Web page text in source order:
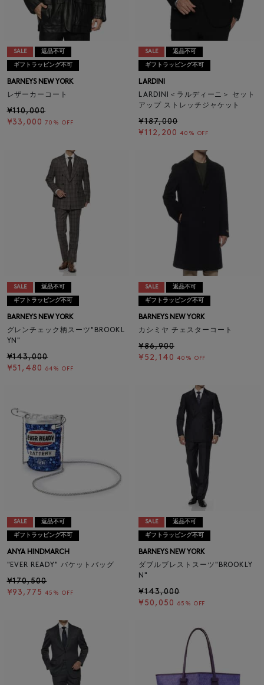
SALE 返品不可
ギフトラッピング不可
BARNEYS NEW YORK
レザーカーコート
¥110,000
¥33,000 70% OFF
SALE 返品不可
ギフトラッピング不可
LARDINI
LARDINI＜ラルディーニ＞ セット
アップ ストレッチジャケット
¥187,000
¥112,200 40% OFF
SALE 返品不可
ギフトラッピング不可
BARNEYS NEW YORK
グレンチェック柄スーツ"BROOKL
YN"
¥143,000
¥51,480
64% OFF
SALE 返品不可
ギフトラッピング不可
BARNEYS NEW YORK
カシミヤ チェスターコート
¥86,900
¥52,140 40% OFF
SALE 返品不可
ギフトラッピング不可
ANYA HINDMARCH
"EVER READY" バケットバッグ
¥170,500
¥93,775 45% OFF
SALE 返品不可
ギフトラッピング不可
BARNEYS NEW YORK
ダブルブレストスーツ"BROOKLY
N"
¥143,000
¥50,050
65% OFF